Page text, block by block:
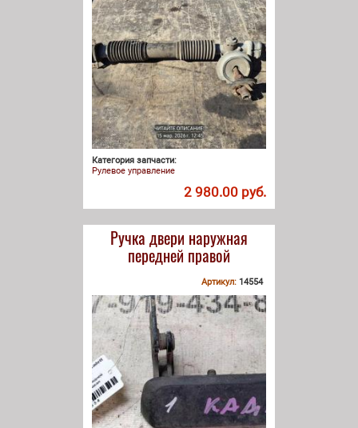
Категория запчасти:
Рулевое управление
2 980.00 руб.
Ручка двери наружная
передней правой
Артикул: 14554